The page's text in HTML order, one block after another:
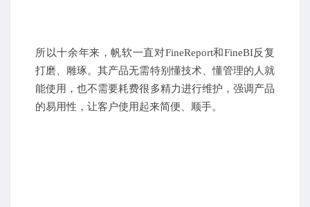
所以十余年来，帆软一直对FineReport和FineBI反复
打磨、雕琢。其产品无需特别懂技术、懂管理的人就
能使用，也不需要耗费很多精力进行维护，强调产品
的易用性，让客户使用起来简便、顺手。